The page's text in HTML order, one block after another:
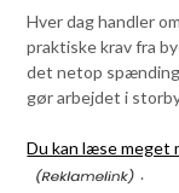
Hver dag handler
praktiske krav fra
det netop
gør arbejdet i
Du kan læse meget
.